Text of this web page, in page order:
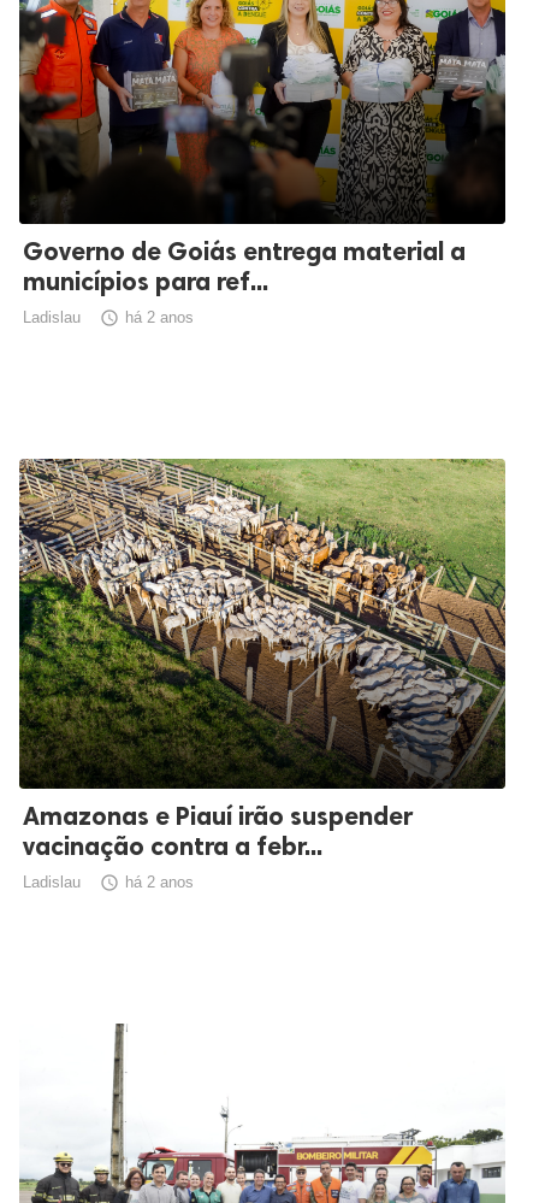
Governo de Goiás entrega material a
municípios para ref...
Ladislau  há 2 anos
Amazonas e Piauí irão suspender
vacinação contra a febr...
Ladislau  há 2 anos